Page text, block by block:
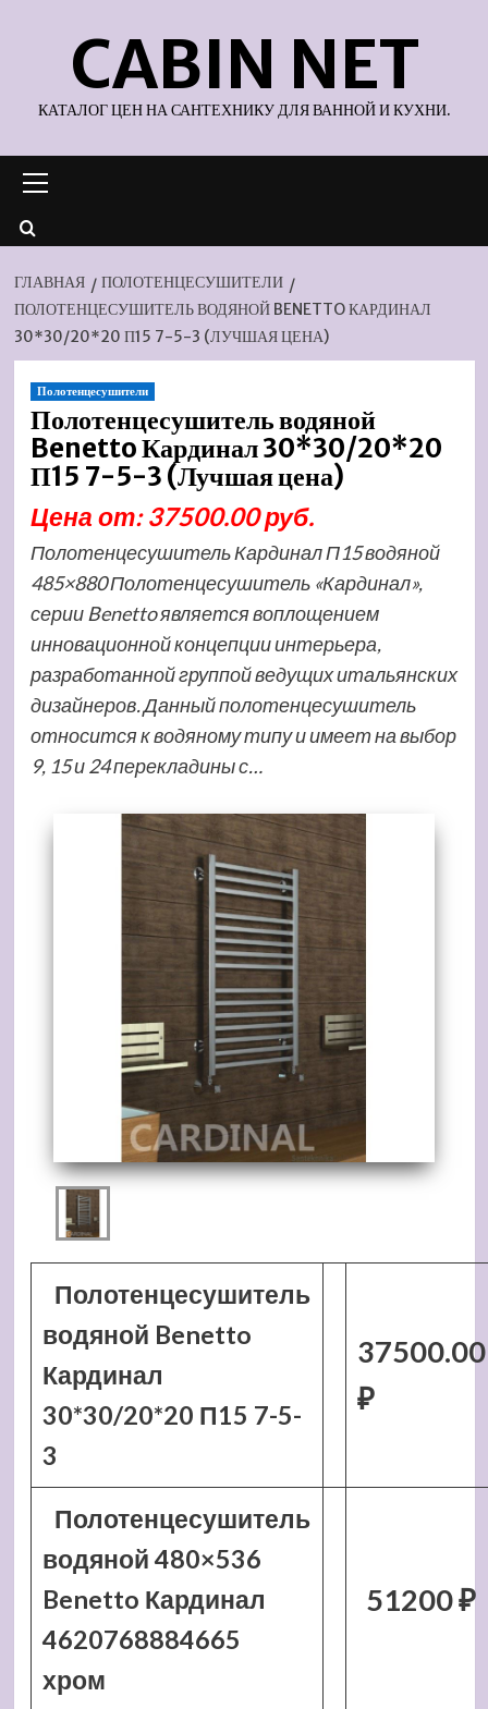
содержимомуCABIN NET
КАТАЛОГ ЦЕН НА САНТЕХНИКУ ДЛЯ ВАННОЙ И КУХНИ.
меню
ГЛАВНАЯ
ПОЛОТЕНЦЕСУШИТЕЛИ
ПОЛОТЕНЦЕСУШИТЕЛЬ ВОДЯНОЙ BENETTO КАРДИНАЛ
30*30/20*20 П15 7-5-3 (ЛУЧШАЯ ЦЕНА)
Полотенцесушители
Полотенцесушитель водяной
Benetto Кардинал 30*30/20*20
П15 7-5-3 (Лучшая цена)
Цена от: 37500.00 руб.
Полотенцесушитель Кардинал П15 водяной
485×880 Полотенцесушитель «Кардинал»,
серии Benetto является воплощением
инновационной концепции интерьера,
разработанной группой ведущих итальянских
дизайнеров. Данный полотенцесушитель
относится к водяному типу и имеет на выбор
9, 15 и 24 перекладины с…
Полотенцесушитель
водяной Benetto
Кардинал
30*30/20*20 П15 7-5-
3
37500.00
₽
Полотенцесушитель
водяной 480×536
Benetto Кардинал
4620768884665
хром
51200 ₽